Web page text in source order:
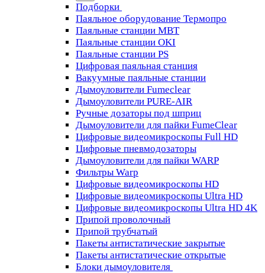
Подборки
Паяльное оборудование Термопро
Паяльные станции MBT
Паяльные станции OKI
Паяльные станции PS
Цифровая паяльная станция
Вакуумные паяльные станции
Дымоуловители Fumeclear
Дымоуловители PURE-AIR
Ручные дозаторы под шприц
Дымоуловители для пайки FumeClear
Цифровые видеомикроскопы Full HD
Цифровые пневмодозаторы
Дымоуловители для пайки WARP
Фильтры Warp
Цифровые видеомикроскопы HD
Цифровые видеомикроскопы Ultra HD
Цифровые видеомикроскопы Ultra HD 4K
Припой проволочный
Припой трубчатый
Пакеты антистатические закрытые
Пакеты антистатические открытые
Блоки дымоуловителя